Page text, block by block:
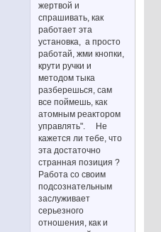
жертвой и
спрашивать, как
работает эта
установка, а просто
работай, жми кнопки,
крути ручки и
методом тыка
разберешься, сам
все поймешь, как
атомным реактором
управлять". Не
кажется ли тебе, что
эта достаточно
странная позиция ?
Работа со своим
подсознательным
заслуживает
серьезного
отношения, как и